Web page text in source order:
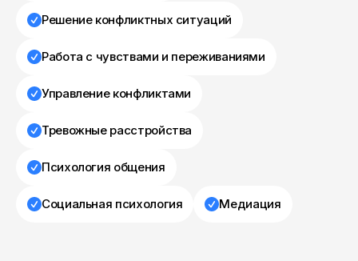
Решение конфликтных ситуаций
Работа с чувствами и переживаниями
Управление конфликтами
Тревожные расстройства
Психология общения
Социальная психология Медиация